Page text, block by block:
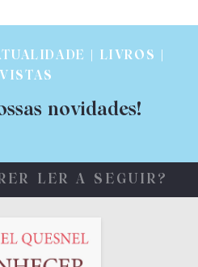
| LIVROS |
novidades!
LER A SEGUIR?